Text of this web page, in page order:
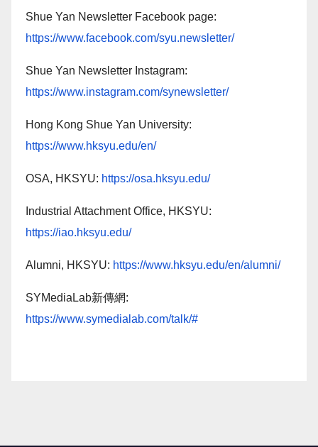
Shue Yan Newsletter Facebook page:
https://www.facebook.com/syu.newsletter/
Shue Yan Newsletter Instagram:
https://www.instagram.com/synewsletter/
Hong Kong Shue Yan University:
https://www.hksyu.edu/en/
OSA, HKSYU: https://osa.hksyu.edu/
Industrial Attachment Office, HKSYU:
https://iao.hksyu.edu/
Alumni, HKSYU: https://www.hksyu.edu/en/alumni/
SYMediaLab新傳網:
https://www.symedialab.com/talk/#